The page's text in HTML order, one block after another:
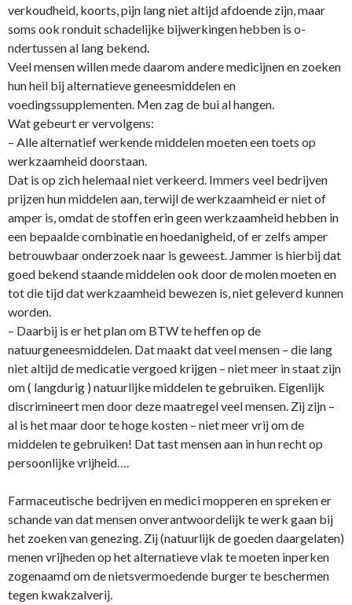
verkoudheid, koorts, pijn lang niet altijd afdoende zijn, maar
soms ook ronduit schadelijke bijwerkingen hebben is o­
ndertussen al lang bekend.
Veel mensen willen mede daarom andere medicijnen en zoeken
hun heil bij alternatieve geneesmiddelen en
voedingssupplementen. Men zag de bui al hangen.
Wat gebeurt er vervolgens:
– Alle alternatief werkende middelen moeten een toets op
werkzaamheid doorstaan.
Dat is op zich helemaal niet verkeerd. Immers veel bedrijven
prijzen hun middelen aan, terwijl de werkzaamheid er niet of
amper is, omdat de stoffen erin geen werkzaamheid hebben in
een bepaalde combinatie en hoedanigheid, of er zelfs amper
betrouwbaar o­nderzoek naar is geweest. Jammer is hierbij dat
goed bekend staande middelen ook door de molen moeten en
tot die tijd dat werkzaamheid bewezen is, niet geleverd kunnen
worden.
– Daarbij is er het plan om BTW te heffen op de
natuurgeneesmiddelen. Dat maakt dat veel mensen – die lang
niet altijd de medicatie vergoed krijgen – niet meer in staat zijn
om ( langdurig ) natuurlijke middelen te gebruiken. Eigenlijk
discrimineert men door deze maatregel veel mensen. Zij zijn –
al is het maar door te hoge kosten – niet meer vrij om de
middelen te gebruiken! Dat tast mensen aan in hun recht op
persoonlijke vrijheid….
Farmaceutische bedrijven en medici mopperen en spreken er
schande van dat mensen o­nverantwoordelijk te werk gaan bij
het zoeken van genezing. Zij (natuurlijk de goeden daargelaten)
menen vrijheden op het alternatieve vlak te moeten inperken
zogenaamd om de nietsvermoedende burger te beschermen
tegen kwakzalverij.